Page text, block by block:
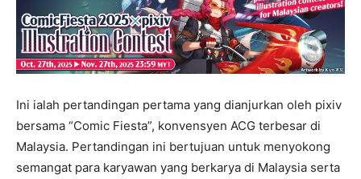
Ini ialah pertandingan pertama yang dianjurkan oleh pixiv
bersama “Comic Fiesta”, konvensyen ACG terbesar di
Malaysia. Pertandingan ini bertujuan untuk menyokong
semangat para karyawan yang berkarya di Malaysia serta